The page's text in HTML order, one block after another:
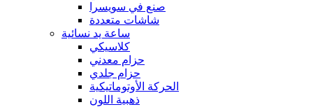
صنع في سويسرا
شاشات متعددة
ساعة يد نسائية
كلاسيكي
حزام معدني
حزام جلدي
الحركة الأوتوماتيكية
ذهبية اللون